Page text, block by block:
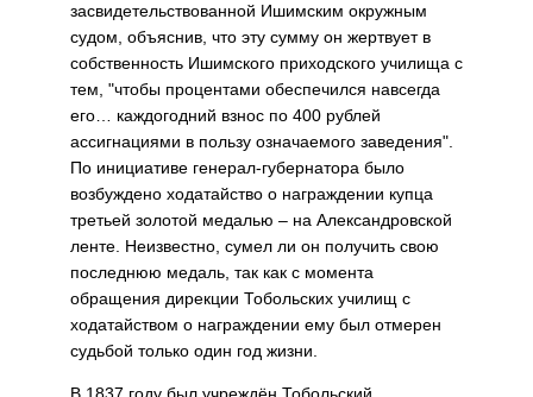
засвидетельствованной Ишимским окружным
судом, объяснив, что эту сумму он жертвует в
собственность Ишимского приходского училища с
тем, "чтобы процентами обеспе­чился навсегда
его… каждогодний взнос по 400 рублей
ассигнациями в пользу означаемого заведения".
По инициативе генерал-губернатора было
возбуждено ходатайство о на­граждении купца
третьей золотой медалью – на Александровской
ленте. Неизвестно, сумел ли он по­лучить свою
последнюю медаль, так как с момента
обращения дирекции Тобольских училищ с
ходатайством о награждении ему был отмерен
судьбой только один год жизни.